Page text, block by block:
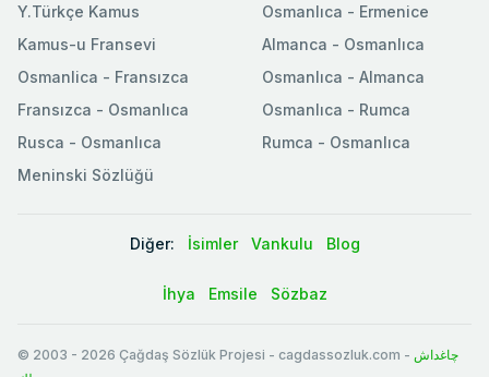
Y.Türkçe Kamus
Osmanlıca - Ermenice
Kamus-u Fransevi
Osmanlica - Fransızca
Fransızca - Osmanlıca
Rusca - Osmanlıca
Meninski Sözlüğü
Almanca - Osmanlıca
Osmanlıca - Almanca
Osmanlıca - Rumca
Rumca - Osmanlıca
Diğer: İsimler Vankulu Blog
İhya Emsile Sözbaz
© 2003 - 2026 Çağdaş Sözlük Projesi - cagdassozluk.com - چاغداش